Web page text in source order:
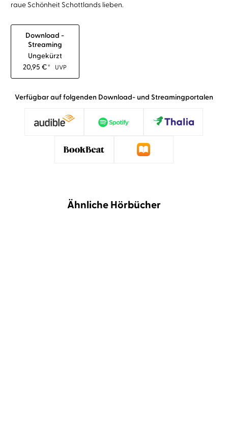
raue Schönheit Schottlands lieben.
Download -
Streaming
Ungekürzt
20,95€* UVP
Verfügbar auf folgenden Download- und Streamingportalen
Ähnliche Hörbücher